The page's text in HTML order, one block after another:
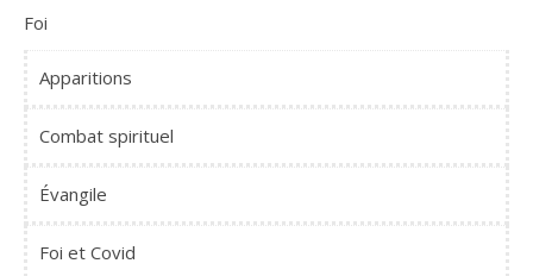
Foi
Apparitions
Combat spirituel
Évangile
Foi et Covid